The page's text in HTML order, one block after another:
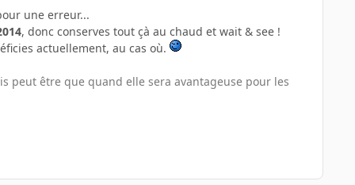
une erreur...
, donc conserves tout çà au chaud et wait & see !
actuellement, au cas où.
peut être que quand elle sera avantageuse pour les